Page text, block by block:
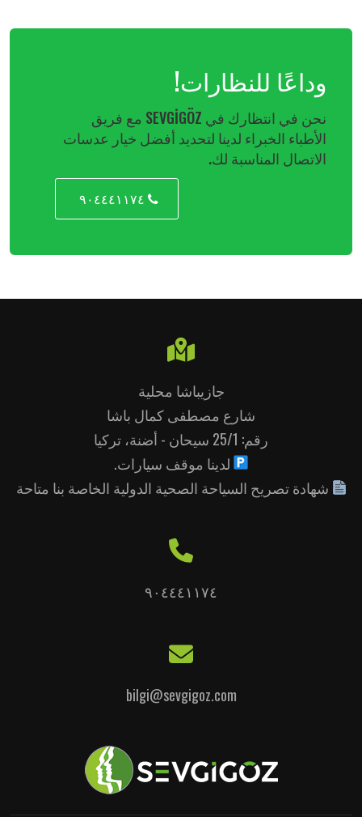
وداعًا للنظارات!
نحن في انتظارك في SEVGİGÖZ مع فريق
الأطباء الخبراء لدينا لتحديد أفضل خيار عدسات
الاتصال المناسبة لك.
٩٠٤٤٤١١٧٤
جازيباشا محلية
شارع مصطفى كمال باشا
رقم: 25/1 سيحان - أضنة، تركيا
لدينا موقف سيارات.
شهادة تصريح السياحة الصحية الدولية الخاصة بنا متاحة
٩٠٤٤٤١١٧٤
bilgi@sevgigoz.com